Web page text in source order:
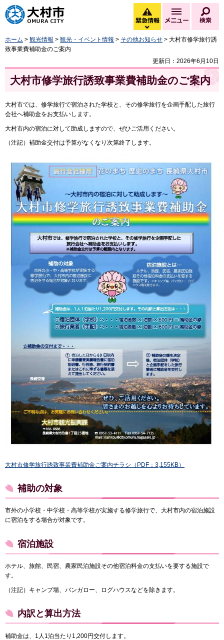
大村市
緊急情報
緊急情報を開く
メニュー
ホーム > 観光情報 > 観光・イベント情報 > その他お知らせ > 大村市修学旅行誘
致事業費補助金のご案内
更新日：2026年6月10日
大村市修学旅行誘致事業費補助金のご案内
大村市では、修学旅行で宿泊された学校と、その修学旅行を企画手配した旅行
会社へ補助金をお支払いします。
大村市内の宿泊に対して助成しますので、ぜひご活用ください。
（注記）補助金交付は予算がなくなり次第終了します。
大村市修学旅行誘致事業費補助金ご案内チラシ（PDF：3,155KB）
補助の対象
市外の小学校・中学校・高等学校が実施する修学旅行で、大村市内の宿泊施設
に宿泊をする場合が対象です。
宿泊施設
ホテル、旅館、民宿、農家民泊施設その他宿泊料金の支払いを要する施設で
す。
（注記）キャンプ場、バンガロー、ログハウスなどを除きます。
内訳と算出方法
補助金は、1人1泊当たり1,200円交付します。